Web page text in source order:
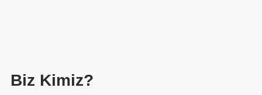
Biz Kimiz?